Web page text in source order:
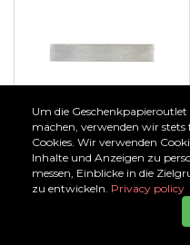
Ab€ 1,00
Organzaband silber
Um die
machen, verwenden wir
Cookies. Wir verwenden
Inhalte und Anzeigen zu
messen, Einblicke in die
zu entwickeln. Privacy policy